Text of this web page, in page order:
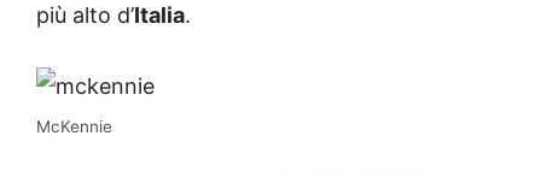
più alto d’Italia.
McKennie